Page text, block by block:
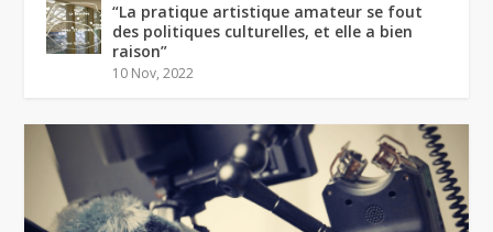
“La pratique artistique amateur se fout
des politiques culturelles, et elle a bien
raison”
10 Nov, 2022